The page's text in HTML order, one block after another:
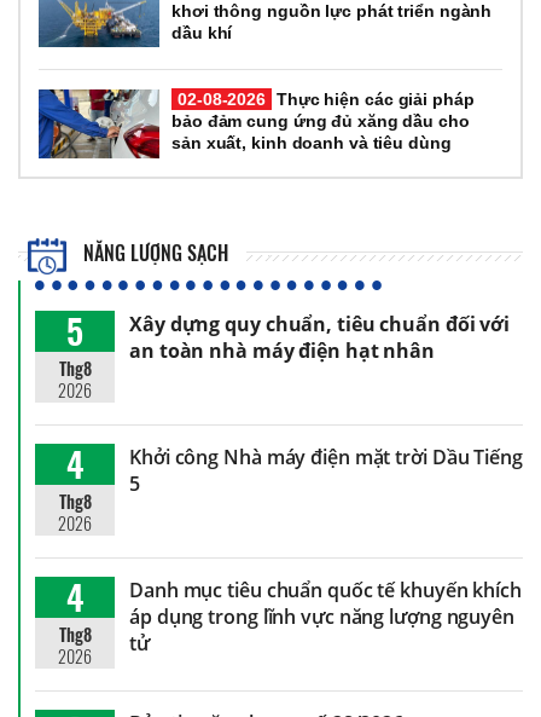
khơi thông nguồn lực phát triển ngành
dầu khí
02-08-2026 Thực hiện các giải pháp
bảo đảm cung ứng đủ xăng dầu cho
sản xuất, kinh doanh và tiêu dùng
NĂNG LƯỢNG SẠCH
5
Thg8
2026
Xây dựng quy chuẩn, tiêu chuẩn đối với
an toàn nhà máy điện hạt nhân
4
Thg8
2026
Khởi công Nhà máy điện mặt trời Dầu Tiếng
5
4
Thg8
2026
Danh mục tiêu chuẩn quốc tế khuyến khích
áp dụng trong lĩnh vực năng lượng nguyên
tử